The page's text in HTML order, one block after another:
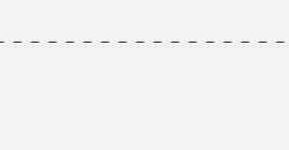
－－－－－－－－－－－－－－－